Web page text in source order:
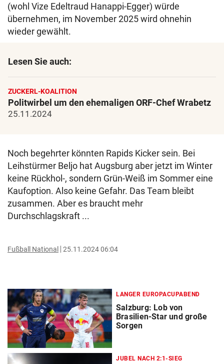
(wohl Vize Edeltraud Hanappi-Egger) würde
übernehmen, im November 2025 wird ohnehin
wieder gewählt.
Lesen Sie auch:
ZUCKERL-KOALITION
Politwirbel um den ehemaligen ORF-Chef Wrabetz
25.11.2024
Noch begehrter könnten Rapids Kicker sein. Bei
Leihstürmer Beljo hat Augsburg aber jetzt im Winter
keine Rückhol-, sondern Grün-Weiß im Sommer eine
Kaufoption. Also keine Gefahr. Das Team bleibt
zusammen. Aber es braucht mehr
Durchschlagskraft ...
Fußball National 25.11.2024 06:04
LANGER EUROPACUPABEND
Salzburg: Lob von
Brasilien-Star und große
Sorgen
JUBEL NACH 2:1-SIEG